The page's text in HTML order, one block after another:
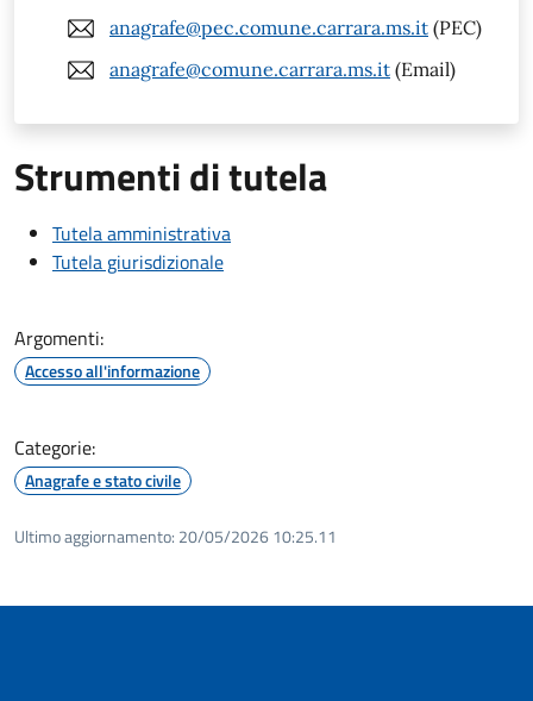
anagrafe@pec.comune.carrara.ms.it (PEC)
anagrafe@comune.carrara.ms.it (Email)
Strumenti di tutela
Tutela amministrativa
Tutela giurisdizionale
Argomenti:
Accesso all'informazione
Categorie:
Anagrafe e stato civile
Ultimo aggiornamento: 20/05/2026 10:25.11